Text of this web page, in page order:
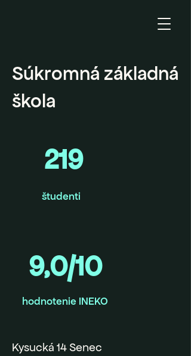
Súkromná základná
škola
219
študenti
9,0/10
hodnotenie INEKO
Kysucká 14 Senec